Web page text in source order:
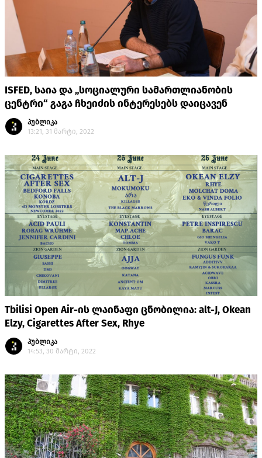
ISFED, საია და „სოციალური სამართლიანობის
ცენტრი“ გაგა ჩხეიძის ინტერესებს დაიცავენ
პუბლიკა
13:21, 31 მარტი, 2022
Tbilisi Open Air-ის ლაინაფი ცნობილია: alt-J, Okean
Elzy, Cigarettes After Sex, Rhye
პუბლიკა
14:53, 30 მარტი, 2022